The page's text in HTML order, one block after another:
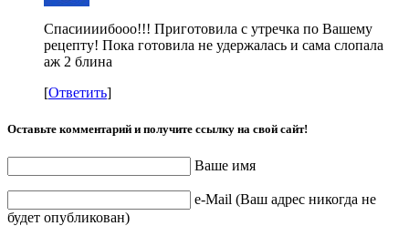
Спасиииибооо!!! Приготовила с утречка по Вашему
рецепту! Пока готовила не удержалась и сама слопала
аж 2 блина
[Ответить]
Оставьте комментарий и получите ссылку на свой сайт!
Ваше имя
e-Mail (Ваш адрес никогда не
будет опубликован)